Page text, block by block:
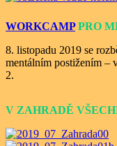
WORKCAMPPRO
8. listopadu 2019 se
mentálním postižením –
2.
V ZAHRADĚ